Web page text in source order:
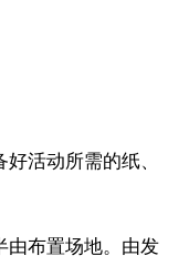
活动所需的纸、
由布置场地。由发